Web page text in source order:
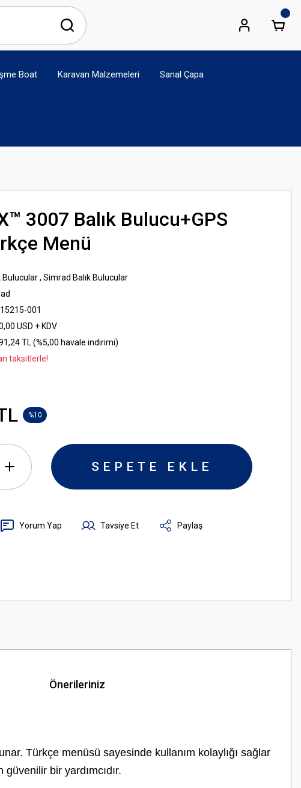
Boat Karavan Malzemeleri Sanal Çapa
3007 Balık Bulucu+GPS
Menü
Bulucular, Simrad Balık Bulucular
001
USD + KDV
TL (%5,00 havale indirimi)
taksitlerle!
%10
SEPETE EKLE
Yorum Yap Tavsiye Et Paylaş
Önerileriniz
Türkçe menüsü sayesinde kullanım kolaylığı sağlar
bir yardımcıdır.